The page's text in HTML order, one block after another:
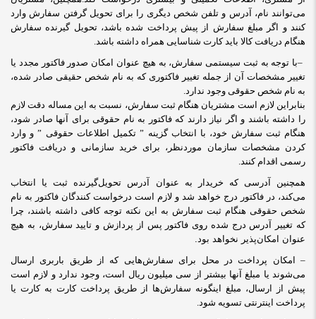
می‌توانند نام، آدرس و تلفن شخص دیگری را برای تحویل گرفتن سفارش وارد
کنند و اگر مبلغ سفارش از پیش پرداخت شده باشد، تحویل گیرنده سفارش
هنگام دریافت کالا باید کارت شناسایی همراه داشته باشد.
–با توجه به ثبت سیستمی سفارش، به هیچ عنوان امکان صدور فاکتور مجدد یا
تغییر مشخصات آن از جمله تغییر فاکتوری که به نام شخص حقیقی صادر شده،
به نام شخص حقوقی وجود ندارد.
بنابراین لازم است مشتریان هنگام ثبت سفارش، نسبت به این مساله دقت لازم
را داشته باشند و اگر نیاز دارند که فاکتور به نام حقوقی برای آنها صادر شود،
هنگام ثبت سفارش خود، با انتخاب گزینه ” تکمیل اطلاعات حقوقی ” و وارد
کردن مشخصات سازمان موردنظر، برای خرید سازمانی و دریافت فاکتور
رسمی اقدام کنند.
همچنین آدرسی که خریدار به عنوان آدرس تحویل‌گیرنده ثبت یا انتخاب
می‌کند، در فاکتور درج خواهد شد و لازم است درخواست کنندگان فاکتور به نام
شخص حقوقی هنگام ثبت سفارش به این نکته توجه کافی داشته باشند، چرا
که تغییر آدرس درج شده روی فاکتور پس از پردازش و تایید سفارش، به هیچ
عنوان امکان‌پذیر نخواهد بود.
– امکان پرداخت در محل برای سفارش‌هایی که از طریق باربری ارسال
می‌شوند یا مبلغ آنها بیشتر از سی میلیون ریال است، وجود ندارد و لازم است
پیش از ارسال، مبلغ اینگونه سفارش‌ها از طریق پرداخت کارت به کارت یا
پرداخت اینترنتی تسویه شود.